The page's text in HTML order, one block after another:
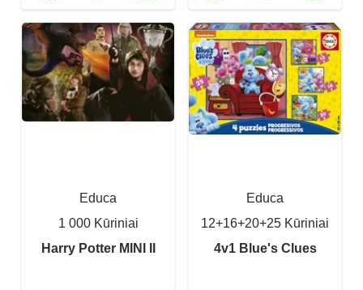
Educa
1 000 Kūriniai
Harry Potter MINI II
Educa
12+16+20+25 Kūriniai
4v1 Blue's Clues